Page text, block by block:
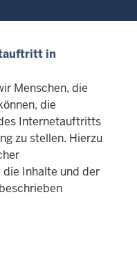
in
Menschen, die
die
Internetauftritts
zu stellen. Hierzu
Inhalte und der